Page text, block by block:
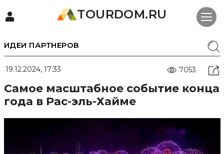
TOURDOM.RU
ИДЕИ ПАРТНЕРОВ
19.12.2024, 17:33 7053
Самое масштабное событие конца
года в Рас-эль-Хайме